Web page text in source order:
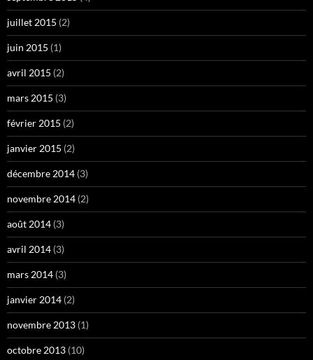
juillet 2015 (2)
juin 2015 (1)
avril 2015 (2)
mars 2015 (3)
février 2015 (2)
janvier 2015 (2)
décembre 2014 (3)
novembre 2014 (2)
août 2014 (3)
avril 2014 (3)
mars 2014 (3)
janvier 2014 (2)
novembre 2013 (1)
octobre 2013 (10)